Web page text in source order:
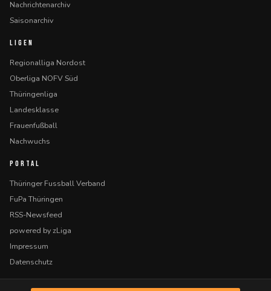
Nachrichtenarchiv
Saisonarchiv
LIGEN
Regionalliga Nordost
Oberliga NOFV Süd
Thüringenliga
Landesklasse
Frauenfußball
Nachwuchs
PORTAL
Thüringer Fussball Verband
FuPa Thüringen
RSS-Newsfeed
powered by zLiga
Impressum
Datenschutz